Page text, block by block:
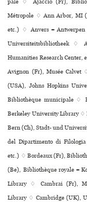
pale ♢ Ajaccio (Fr),
Métropole ♢ Ann Arbor, MI
etc.) ♢ Anvers =
Universiteitsbibliotheek ♢
Humanities Research
Avignon (Fr), Musée
(USA), Johns Hopkins
Bibliothèque muni­ci­pale ♢
Berkeley University Library ♢
Bern (Ch), Stadt- und
del Dipartimento di
etc.) ♢ Bordeaux (Fr),
(Be), Bibliothèque royale =
Library ♢ Cambrai (Fr),
Library ♢ Cambridge (UK),